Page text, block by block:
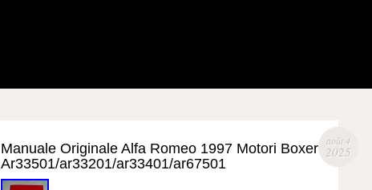
août 4
2025
Manuale Originale Alfa Romeo 1997 Motori Boxer
Ar33501/ar33201/ar33401/ar67501